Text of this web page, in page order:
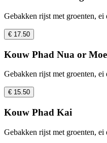
Gebakken rijst met groenten, ei
€ 17.50
Kouw Phad Nua or Moe
Gebakken rijst met groenten,
€ 15.50
Kouw Phad Kai
Gebakken rijst met groenten, ei